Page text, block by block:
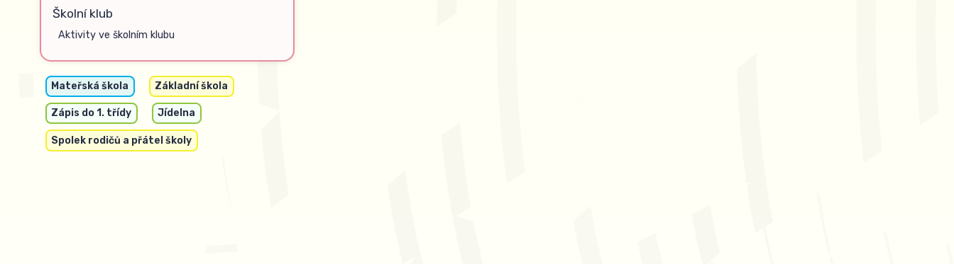
Školní klub
Aktivity ve školním klubu
Mateřská škola Základní škola
Zápis do 1. třídy Jídelna
Spolek rodičů a přátel školy